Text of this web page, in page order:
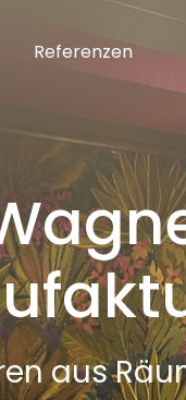
Referenzen
aus